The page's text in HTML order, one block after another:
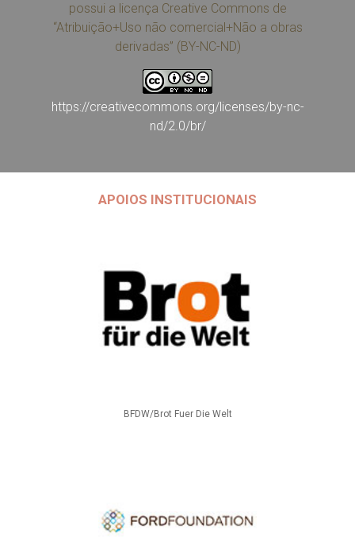
possui a licença Creative Commons de
“Atribuição+Uso não comercial+Não a obras
derivadas” (BY-NC-ND)
https://creativecommons.org/licenses/by-nc-
nd/2.0/br/
APOIOS INSTITUCIONAIS
BFDW/Brot Fuer Die Welt